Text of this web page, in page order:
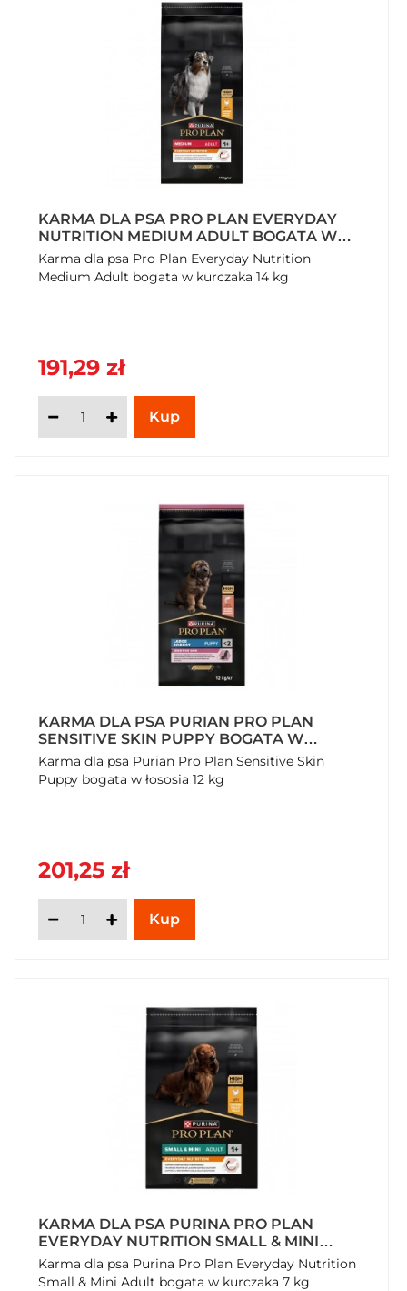
KARMA DLA PSA PRO PLAN EVERYDAY
NUTRITION MEDIUM ADULT BOGATA W
KURCZAKA 14 KG
Karma dla psa Pro Plan Everyday Nutrition
Medium Adult bogata w kurczaka 14 kg
191,29 zł
KARMA DLA PSA PURIAN PRO PLAN
SENSITIVE SKIN PUPPY BOGATA W
ŁOSOSIA 12 KG
Karma dla psa Purian Pro Plan Sensitive Skin
Puppy bogata w łososia 12 kg
201,25 zł
KARMA DLA PSA PURINA PRO PLAN
EVERYDAY NUTRITION SMALL & MINI
ADULT BOGATA W KURCZAKA 7 KG
Karma dla psa Purina Pro Plan Everyday Nutrition
Small & Mini Adult bogata w kurczaka 7 kg